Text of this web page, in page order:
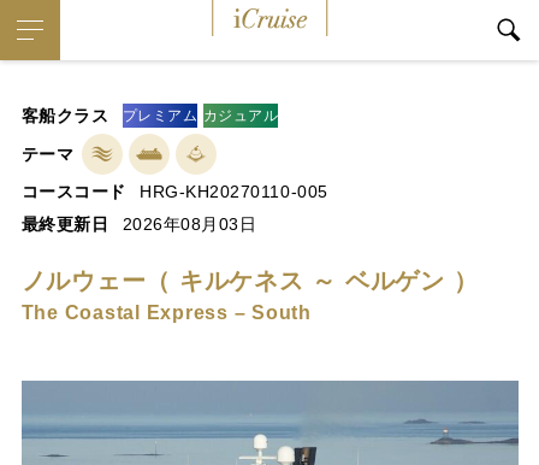
客船クラス プレミアム カジュアル
テーマ
コースコード
HRG-KH20270110-005
最終更新日
2026年08月03日
ノルウェー（ キルケネス ～ ベルゲン ）
The Coastal Express – South